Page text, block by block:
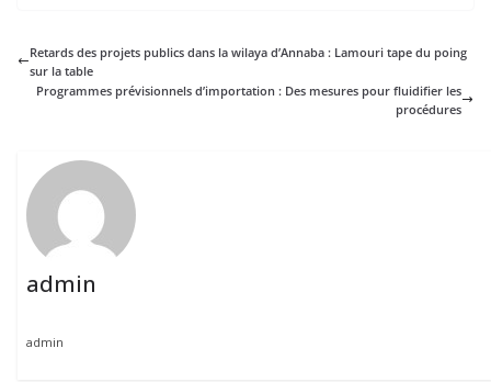
Retards des projets publics dans la wilaya d’Annaba : Lamouri tape du poing
sur la table
Programmes prévisionnels d’importation : Des mesures pour fluidifier les
procédures
admin
admin